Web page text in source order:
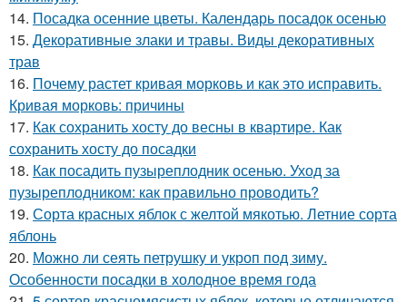
14. Посадка осенние цветы. Календарь посадок осенью
15. Декоративные злаки и травы. Виды декоративных
трав
16. Почему растет кривая морковь и как это исправить.
Кривая морковь: причины
17. Как сохранить хосту до весны в квартире. Как
сохранить хосту до посадки
18. Как посадить пузыреплодник осенью. Уход за
пузыреплодником: как правильно проводить?
19. Сорта красных яблок с желтой мякотью. Летние сорта
яблонь
20. Можно ли сеять петрушку и укроп под зиму.
Особенности посадки в холодное время года